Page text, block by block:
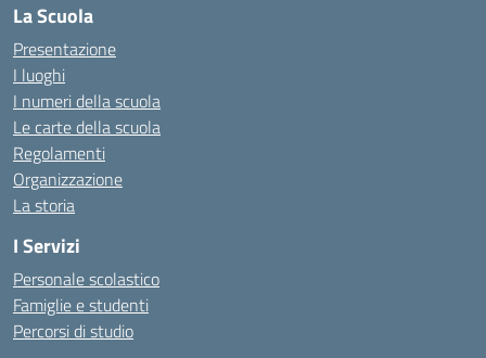
La Scuola
Presentazione
I luoghi
I numeri della scuola
Le carte della scuola
Regolamenti
Organizzazione
La storia
I Servizi
Personale scolastico
Famiglie e studenti
Percorsi di studio